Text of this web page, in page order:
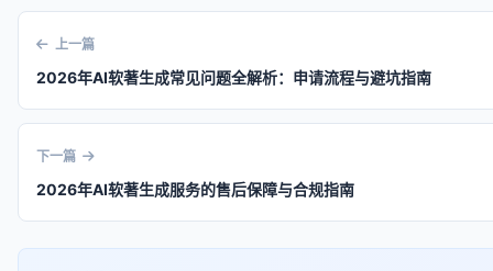
上一篇
2026年AI软著生成常见问题全解析：申请流程与避坑指南
下一篇
2026年AI软著生成服务的售后保障与合规指南